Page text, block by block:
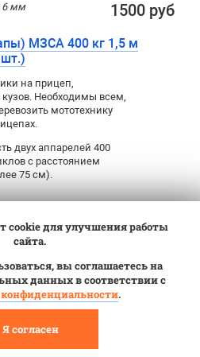
6 мм 1500 руб
МЗСА 400 кг 1,5 м
на прицеп,
Необходимы всем,
мототехнику
двух аппарелей 400
с расстоянием
75 см).
Forzaline (Дания) 400 кг 2
на прицеп,не опрокидывая
всем,кто планирует
на двухосных прицепах.
cookie для улучшения работы
сайта.
вы соглашаетесь на
данных в соответствии с
.
Я согласен